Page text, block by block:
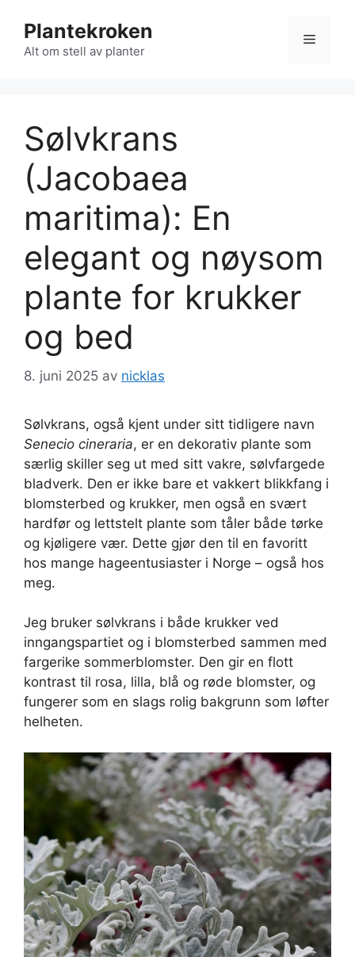
innhold
Plantekroken
Alt om stell av planter
Meny
Sølvkrans
(Jacobaea
maritima): En
elegant og nøysom
plante for krukker
og bed
8. juni 2025 av nicklas
Sølvkrans, også kjent under sitt tidligere navn
Senecio cineraria, er en dekorativ plante som
særlig skiller seg ut med sitt vakre, sølvfargede
bladverk. Den er ikke bare et vakkert blikkfang i
blomsterbed og krukker, men også en svært
hardfør og lettstelt plante som tåler både tørke
og kjøligere vær. Dette gjør den til en favoritt
hos mange hageentusiaster i Norge – også hos
meg.
Jeg bruker sølvkrans i både krukker ved
inngangspartiet og i blomsterbed sammen med
fargerike sommerblomster. Den gir en flott
kontrast til rosa, lilla, blå og røde blomster, og
fungerer som en slags rolig bakgrunn som løfter
helheten.